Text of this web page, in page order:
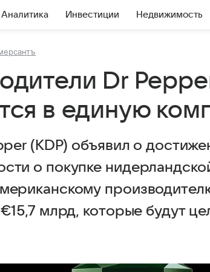
Аналитика Инвестиции Недвижимость
Dr
в единую
(KDP) объявил о
о покупке
млрд, которые будут